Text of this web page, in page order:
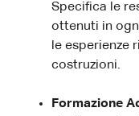
Specifica le
ottenuti in
le esperienze
costruzioni.
Formazione